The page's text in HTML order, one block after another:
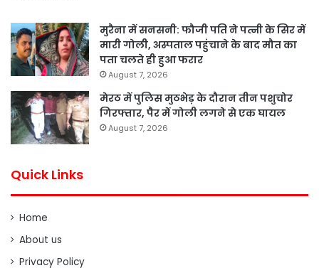
मुरैना में सनसनी: फौजी पति ने पत्नी के सिर में
मारी गोली, अस्पताल पहुंचाने के बाद मौत का
पता चलते ही हुआ फरार
August 7, 2026
मेरठ में पुलिस मुठभेड़ के दौरान तीन पशुचोर
गिरफ्तार, पैर में गोली लगने से एक घायल
August 7, 2026
Quick Links
Home
About us
Privacy Policy